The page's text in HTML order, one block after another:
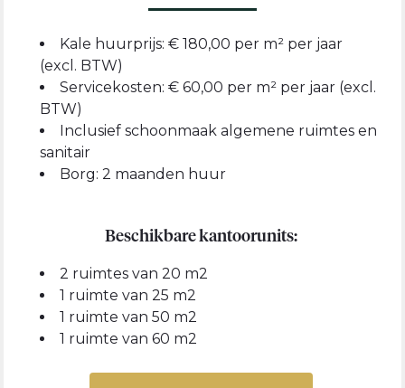
Kale huurprijs: € 180,00 per m² per jaar
(excl. BTW)
Servicekosten: € 60,00 per m² per jaar (excl.
BTW)
Inclusief schoonmaak algemene ruimtes en
sanitair
Borg: 2 maanden huur
Beschikbare kantoorunits:
2 ruimtes van 20 m2
1 ruimte van 25 m2
1 ruimte van 50 m2
1 ruimte van 60 m2